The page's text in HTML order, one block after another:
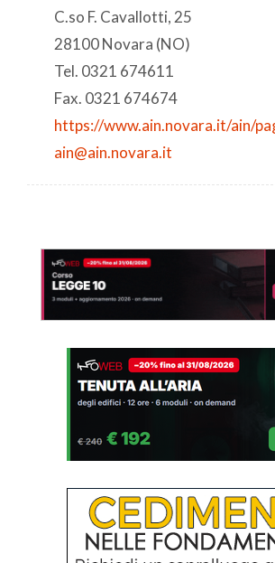
C.so F. Cavallotti, 25
28100 Novara (NO)
Tel. 0321 674611
Fax. 0321 674674
https://www.ain.novara.it/ain/
ain@ain.novara.it